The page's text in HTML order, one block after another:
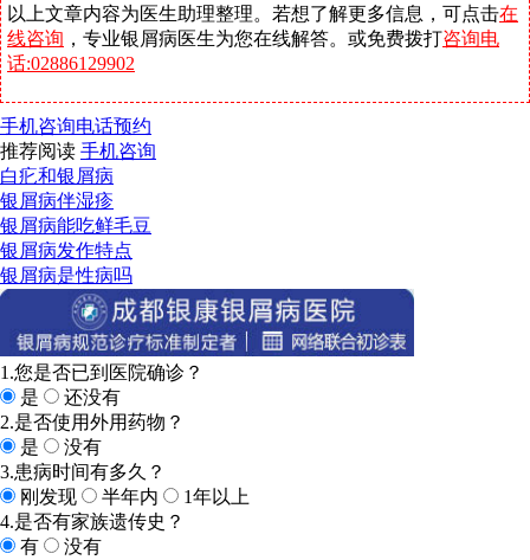
以上文章内容为医生助理整理。若想了解更多信息，可点击在
线咨询 ，专业银屑病医生为您在线解答。或免费拨打咨询电
话:02886129902
手机咨询电话预约
推荐阅读 手机咨询
白疕和银屑病
银屑病伴湿疹
银屑病能吃鲜毛豆
银屑病发作特点
银屑病是性病吗
1.您是否已到医院确诊？
是
还没有
2.是否使用外用药物？
是
没有
3.患病时间有多久？
刚发现
半年内
1年以上
4.是否有家族遗传史？
有
没有